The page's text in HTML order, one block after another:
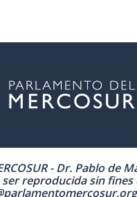
- Dr. Pablo de
ser reproducida sin